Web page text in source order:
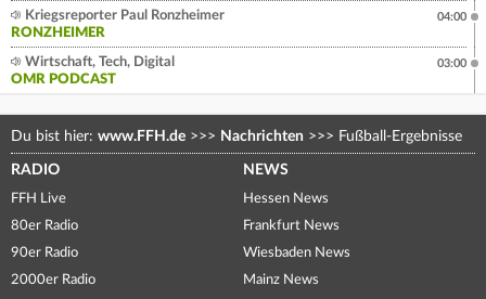
Kriegsreporter Paul Ronzheimer
RONZHEIMER
04:00
Wirtschaft, Tech, Digital
OMR PODCAST
03:00
Du bist hier: www.FFH.de >>> Nachrichten >>> Fußball-Ergebnisse
RADIO
FFH Live
80er Radio
90er Radio
2000er Radio
NEWS
Hessen News
Frankfurt News
Wiesbaden News
Mainz News